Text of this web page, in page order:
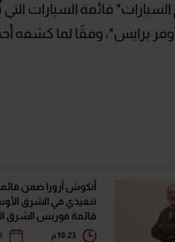
قائمة السيارات
برايس"، وفقًا لما كشفه
قائمة فوربس الشرق